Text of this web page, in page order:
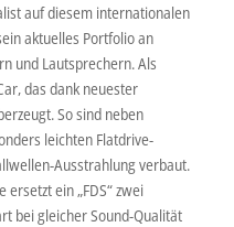
auf diesem internationalen
aktuelles Portfolio an
und Lautsprechern. Als
das dank neuester
So sind neben
leichten Flatdrive-
Ausstrahlung verbaut.
ein „FDS“ zwei
bei gleicher Sound-Qualität